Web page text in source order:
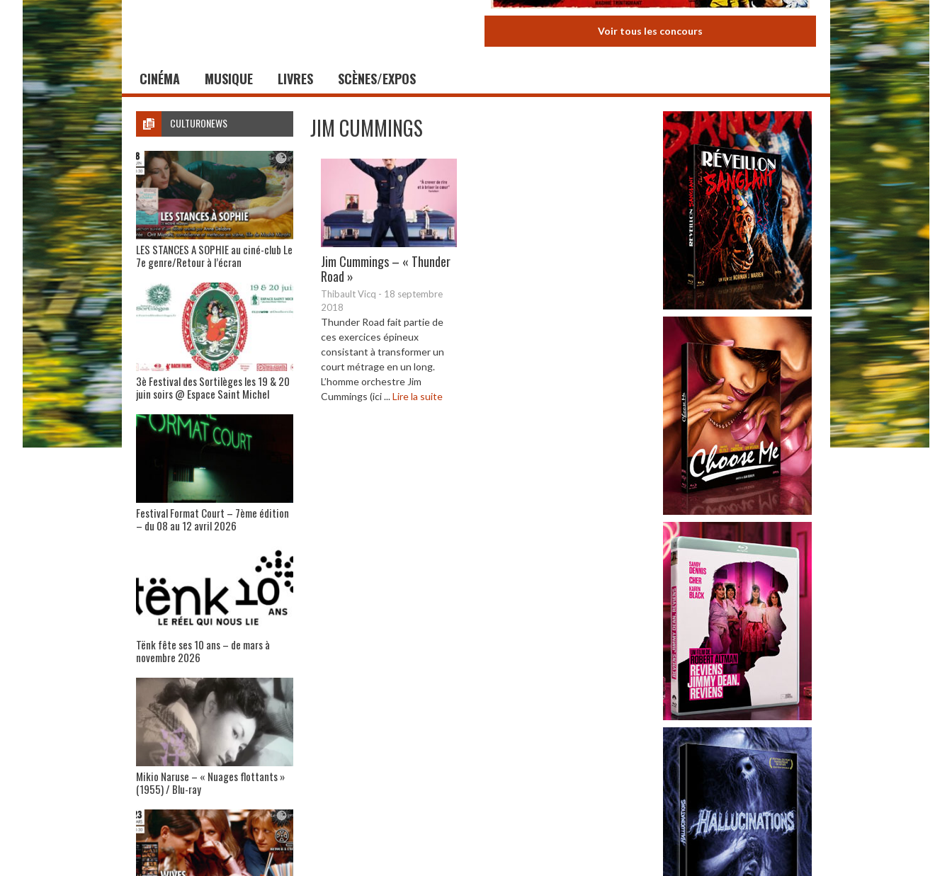
Voir tous les concours
CINÉMA MUSIQUE LIVRES SCÈNES/EXPOS
JIM CUMMINGS
Jim Cummings – « Thunder
Road »
Thibault Vicq - 18 septembre
2018
Thunder Road fait partie de
ces exercices épineux
consistant à transformer un
court métrage en un long.
L’homme orchestre Jim
Cummings (ici ...Lire la suite
CULTURONEWS
LES STANCES A SOPHIE au ciné-club Le
7e genre/Retour à l’écran
3è Festival des Sortilèges les 19 & 20
juin soirs @ Espace Saint Michel
Festival Format Court – 7ème édition
– du 08 au 12 avril 2026
Tënk fête ses 10 ans – de mars à
novembre 2026
Mikio Naruse – « Nuages flottants »
(1955) / Blu-ray